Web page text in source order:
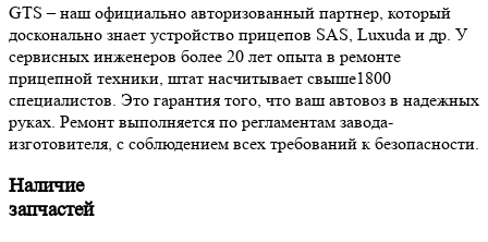
GTS – наш официально авторизованный партнер, который
досконально знает устройство прицепов SAS, Luxuda и др. У
сервисных инженеров более 20 лет опыта в ремонте
прицепной техники, штат насчитывает свыше1800
специалистов. Это гарантия того, что ваш автовоз в надежных
руках. Ремонт выполняется по регламентам завода-
изготовителя, с соблюдением всех требований к безопасности.
Наличие
запчастей